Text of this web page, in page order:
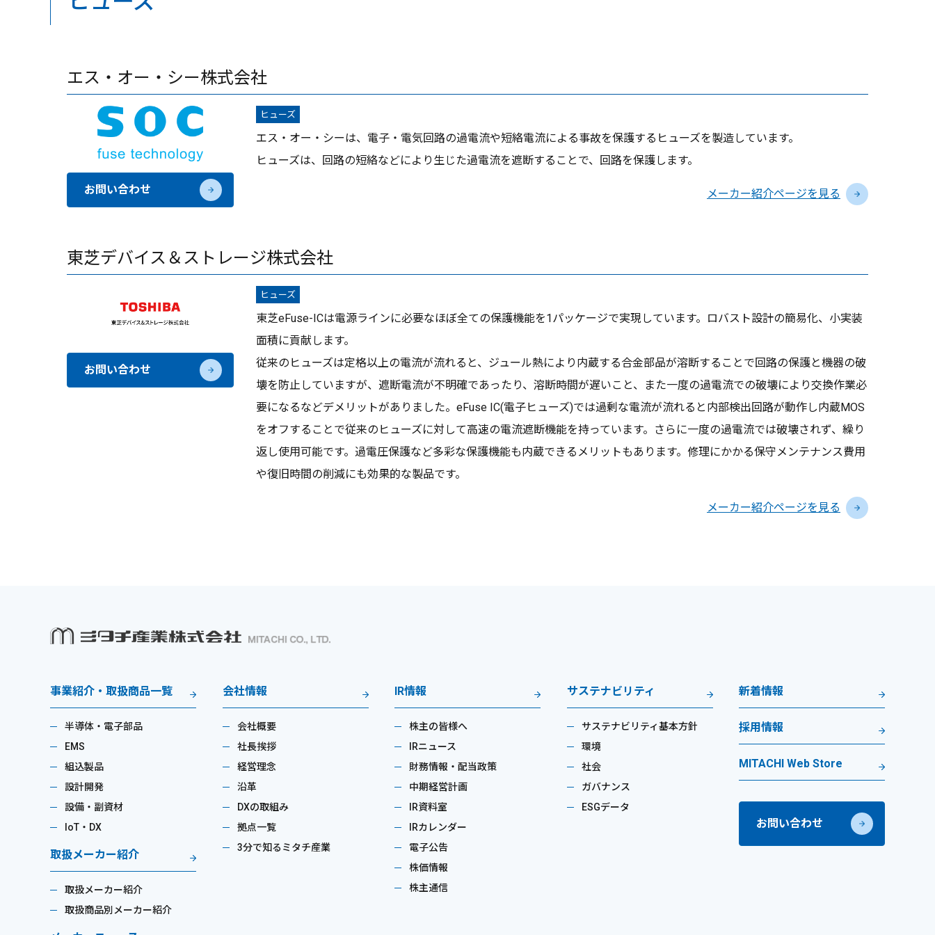
エス・オー・シー株式会社
お問い合わせ
ヒューズ
エス・オー・シーは、電子・電気回路の過電流や短絡電流による事故を保護するヒューズを製造しています。
ヒューズは、回路の短絡などにより生じた過電流を遮断することで、回路を保護します。
メーカー紹介ページを見る
東芝デバイス＆ストレージ株式会社
お問い合わせ
ヒューズ
東芝eFuse-ICは電源ラインに必要なほぼ全ての保護機能を1パッケージで実現しています。ロバスト設計の簡易化、小実装
面積に貢献します。
従来のヒューズは定格以上の電流が流れると、ジュール熱により内蔵する合金部品が溶断することで回路の保護と機器の破
壊を防止していますが、遮断電流が不明確であったり、溶断時間が遅いこと、また一度の過電流での破壊により交換作業必
要になるなどデメリットがありました。eFuse IC(電子ヒューズ)では過剰な電流が流れると内部検出回路が動作し内蔵MOS
をオフすることで従来のヒューズに対して高速の電流遮断機能を持っています。さらに一度の過電流では破壊されず、繰り
返し使用可能です。過電圧保護など多彩な保護機能も内蔵できるメリットもあります。修理にかかる保守メンテナンス費用
や復旧時間の削減にも効果的な製品です。
メーカー紹介ページを見る
事業紹介・取扱商品一覧
半導体・電子部品
EMS
組込製品
設計開発
設備・副資材
IoT・DX
取扱メーカー紹介
取扱メーカー紹介
取扱商品別メーカー紹介
会社情報
会社概要
社長挨拶
経営理念
沿革
DXの取組み
拠点一覧
3分で知るミタチ産業
IR情報
株主の皆様へ
IRニュース
財務情報・配当政策
中期経営計画
IR資料室
IRカレンダー
電子公告
株価情報
株主通信
サステナビリティ
サステナビリティ基本方針
環境
社会
ガバナンス
ESGデータ
新着情報
採用情報
MITACHI Web Store
お問い合わせ